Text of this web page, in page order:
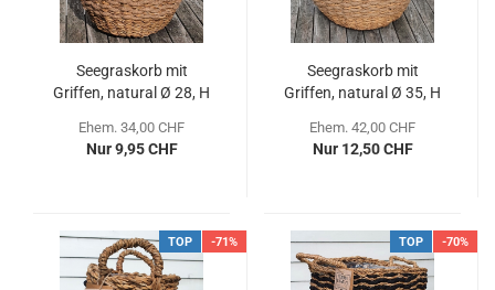
Seegraskorb mit
Griffen, natural Ø 28, H
Ehem. 34,00 CHF
Nur 9,95 CHF
Seegraskorb mit
Griffen, natural Ø 35, H
Ehem. 42,00 CHF
Nur 12,50 CHF
TOP -71% TOP -70%